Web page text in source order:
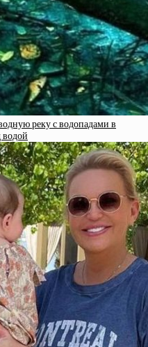
реку с водопадами в
водой